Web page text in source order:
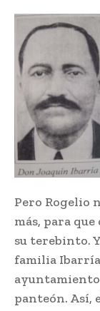
Pero Rogelio
más, para
su terebinto.
familia
panteón. Así,